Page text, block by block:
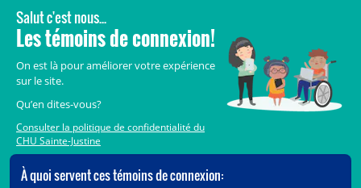
© 2006-2026CHU Sainte-Justine.
Tous droits réservés.
Crédits
Accès aux documents des organismes publics